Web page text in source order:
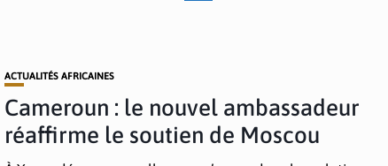
ACTUALITÉS AFRICAINES
Cameroun : le nouvel ambassadeur
réaffirme le soutien de Moscou